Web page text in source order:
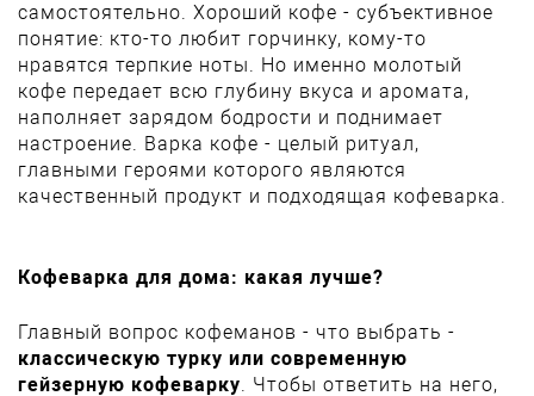
самостоятельно. Хороший кофе - субъективное
понятие: кто-то любит горчинку, кому-то
нравятся терпкие ноты. Но именно молотый
кофе передает всю глубину вкуса и аромата,
наполняет зарядом бодрости и поднимает
настроение. Варка кофе - целый ритуал,
главными героями которого являются
качественный продукт и подходящая кофеварка.
Кофеварка для дома: какая лучше?
Главный вопрос кофеманов - что выбрать -
классическую турку или современную
гейзерную кофеварку. Чтобы ответить на него,